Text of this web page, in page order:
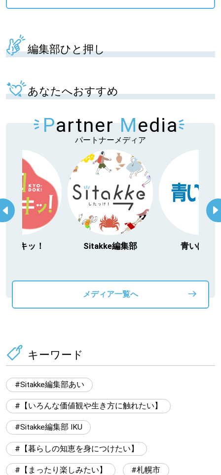
編集部ひと押し
あなたへおすすめ
Partner Media
パートナーメディア
日ドキッ！ Sitakke編集部 青いぽす
メディア一覧へ
キーワード
Sitakke編集部あい
【いろんな価値観や生き方に触れたい】
Sitakke編集部 IKU
【暮らしの知恵を身につけたい】
【まったり楽しみたい】 札幌市